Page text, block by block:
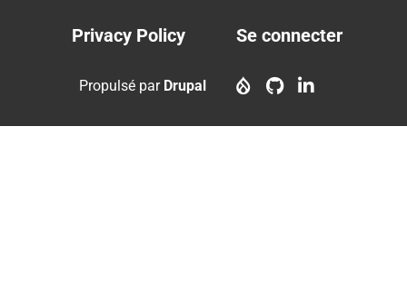
Footer
menu
Privacy Policy
account
Se connecter
Propulsé par Drupal